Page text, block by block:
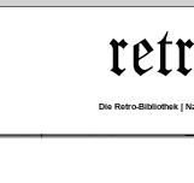
Die Retro-Bibliothek |